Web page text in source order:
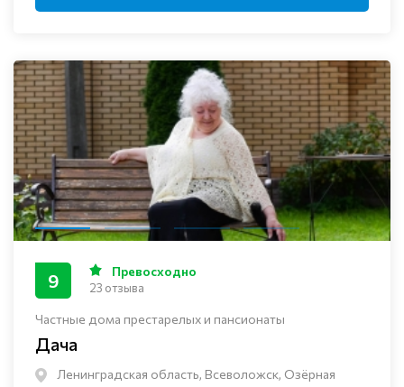
Частные дома престарелых и пансионаты
Дача
Ленинградская область, Всеволожск, Озёрная
9 Превосходно
23 отзыва